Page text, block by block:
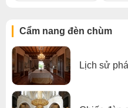
Cẩm nang đèn chùm
Lịch sử